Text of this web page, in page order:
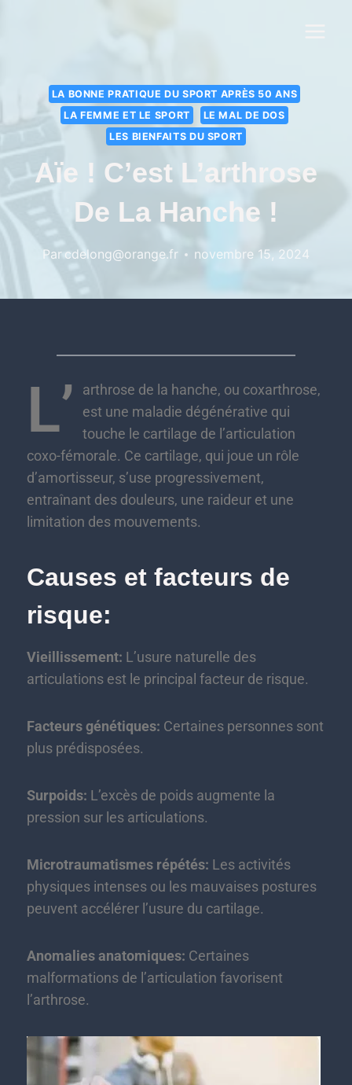
LA BONNE PRATIQUE DU SPORT APRÈS 50 ANS
LA FEMME ET LE SPORT
LE MAL DE DOS
LES BIENFAITS DU SPORT
Aïe ! C’est L’arthrose
De La Hanche !
Parcdelong@orange.fr novembre 15, 2024
L’
arthrose de la hanche, ou coxarthrose,
est une maladie dégénérative qui
touche le cartilage de l’articulation
coxo-fémorale. Ce cartilage, qui joue un rôle
d’amortisseur, s’use progressivement,
entraînant des douleurs, une raideur et une
limitation des mouvements.
Causes et facteurs de
risque:
Vieillissement: L’usure naturelle des
articulations est le principal facteur de risque.
Facteurs génétiques: Certaines personnes sont
plus prédisposées.
Surpoids: L’excès de poids augmente la
pression sur les articulations.
Microtraumatismes répétés: Les activités
physiques intenses ou les mauvaises postures
peuvent accélérer l’usure du cartilage.
Anomalies anatomiques: Certaines
malformations de l’articulation favorisent
l’arthrose.